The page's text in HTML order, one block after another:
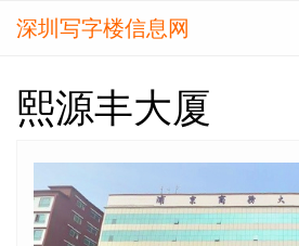
深圳写字楼信息网
熙源丰大厦